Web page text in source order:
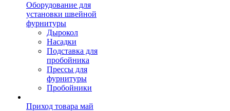
Оборудование для
установки швейной
фурнитуры
Дырокол
Насадки
Подставка для
пробойника
Прессы для
фурнитуры
Пробойники
Приход товара май